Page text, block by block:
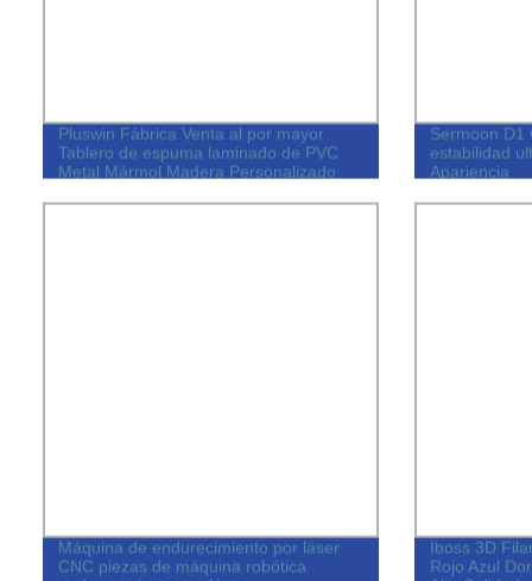
Pluswin Fábrica Venta al por mayor
Tablero de espuma laminado de PVC
Metal Mármol Madera Personalizado
Sermoon D1
estabilidad
Apariencia
Máquina de endurecimiento por láser
CNC piezas de máquina robótica
Iboss 3D
Rojo Azul